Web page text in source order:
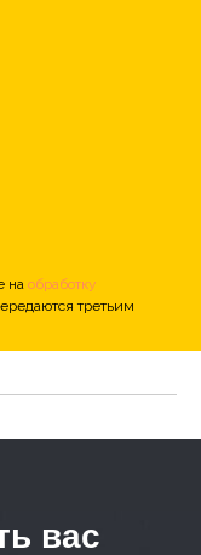
на обработку
третьим